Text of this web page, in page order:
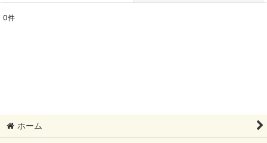
0件
ホーム